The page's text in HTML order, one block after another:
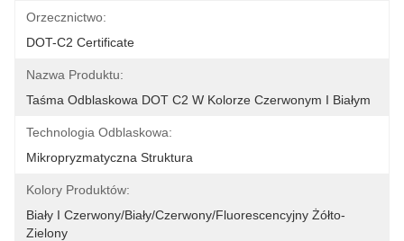
Orzecznictwo:
DOT-C2 Certificate
Nazwa Produktu:
Taśma Odblaskowa DOT C2 W Kolorze Czerwonym I Białym
Technologia Odblaskowa:
Mikropryzmatyczna Struktura
Kolory Produktów:
Biały I Czerwony/biały/czerwony/Fluorescencyjny Żółto-
Zielony